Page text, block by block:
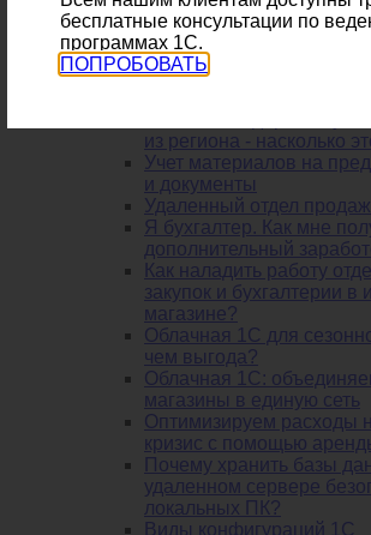
правила расчета
Что такое внеоборотные
особенности
Начинаем свой бизнес.
Снижаем издержки
из региона - насколько
Учет материалов на
и документы
Удаленный отдел
Я бухгалтер. Как мне
дополнительный
Как наладить работу
закупок и бухгалтерии в
магазине?
Облачная 1С для
чем выгода?
Облачная 1С:
магазины в единую сеть
Оптимизируем расходы
кризис с помощью
Почему хранить базы
удаленном сервере
локальных ПК?
Виды конфигураций 1С
бесплатные консультации по
программах 1С.
ПОПРОБОВАТЬ